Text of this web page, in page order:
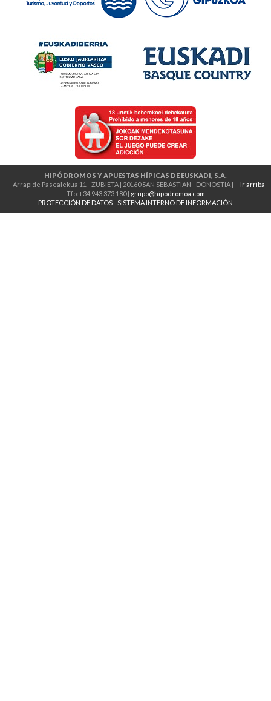
HIPÓDROMOS Y APUESTAS HÍPICAS DE EUSKADI, S.A.
Ir arriba
Arrapide Pasealekua 11 - ZUBIETA | 20160 SAN SEBASTIAN - DONOSTIA |
Tfo:+34 943 373 180 | grupo@hipodromoa.com
PROTECCIÓN DE DATOS-SISTEMA INTERNO DE INFORMACIÓN